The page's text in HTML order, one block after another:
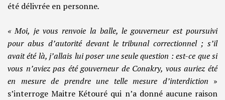
été délivrée en personne.
« Moi, je vous renvoie la balle, le gouverneur est poursuivi
pour abus d’autorité devant le tribunal correctionnel ; s’il
avait été là, j’allais lui poser une seule question : est-ce que si
vous n’aviez pas été gouverneur de Conakry, vous auriez été
en mesure de prendre une telle mesure d’interdiction »
s’interroge Maitre Kétouré qui n’a donné aucune raison